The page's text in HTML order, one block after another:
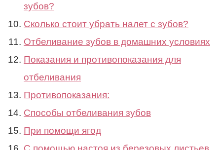
зубов?
Сколько стоит убрать налет с зубов?
Отбеливание зубов в домашних условиях
Показания и противопоказания для
отбеливания
Противопоказания:
Способы отбеливания зубов
При помощи ягод